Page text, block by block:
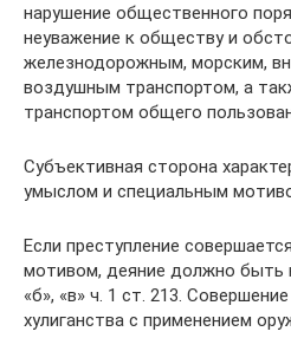
нарушение общественного
неуважение к обществу и
железнодорожным, морским,
воздушным транспортом, а
транспортом общего
Субъективная сторона
умыслом и специальным
Если преступление
мотивом, деяние должно быть
«б», «в» ч. 1 ст. 213.
хулиганства с применением